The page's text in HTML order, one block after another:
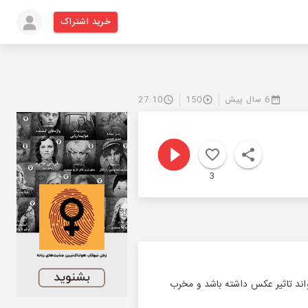
خرید اشتراک
6 سال پیش 150
27:10
3
تاثیر عکس داشته باشد و مخرب